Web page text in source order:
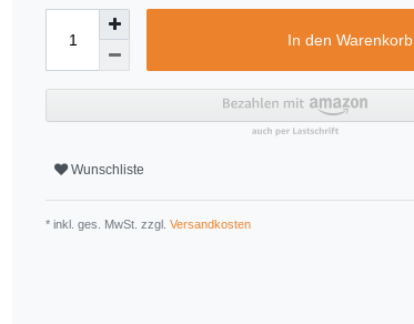
In den Warenkorb
Wunschliste
* inkl. ges. MwSt. zzgl. Versandkosten